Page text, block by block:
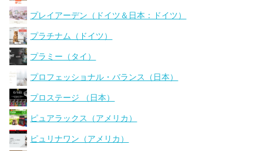
プレイアーデン（ドイツ＆日本：ドイツ）
プラチナム（ドイツ）
プラミー（タイ）
プロフェッショナル・バランス（日本）
プロステージ （日本）
ピュアラックス（アメリカ）
ピュリナワン（アメリカ）